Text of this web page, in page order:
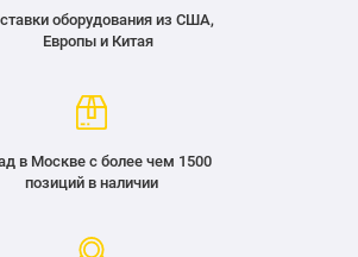
оборудования из США,
Европы и Китая
в Москве с более чем 1500
позиций в наличии